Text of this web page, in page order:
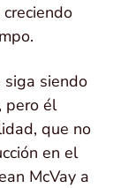
siga siendo
pero él
que no
en el
McVay a